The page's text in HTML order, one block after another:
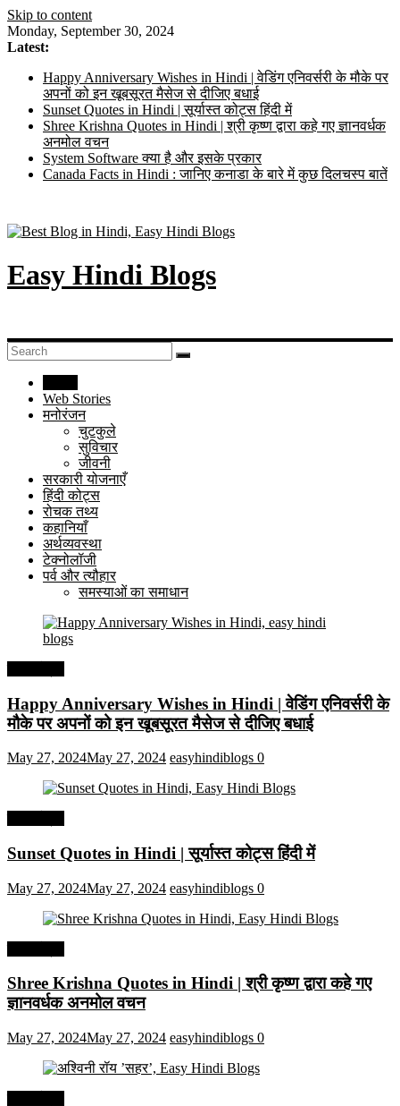
Skip to content
Monday, September 30, 2024
Latest:
Happy Anniversary Wishes in Hindi | वेडिंग एनिवर्सरी के मौके पर
अपनों को इन खूबसूरत मैसेज से दीजिए बधाई
Sunset Quotes in Hindi | सूर्यास्त कोट्स हिंदी में
Shree Krishna Quotes in Hindi | श्री कृष्ण द्वारा कहे गए ज्ञानवर्धक
अनमोल वचन
System Software क्या है और इसके प्रकार
Canada Facts in Hindi : जानिए कनाडा के बारे में कुछ दिलचस्प बातें
Easy Hindi Blogs
Web Stories
मनोरंजन
चुटकुले
सुविचार
जीवनी
सरकारी योजनाएँ
हिंदी कोट्स
रोचक तथ्य
कहानियाँ
अर्थव्यवस्था
टेक्नोलॉजी
पर्व और त्यौहार
समस्याओं का समाधान
Happy Anniversary Wishes in Hindi | वेडिंग एनिवर्सरी के
मौके पर अपनों को इन खूबसूरत मैसेज से दीजिए बधाई
May 27, 2024May 27, 2024 easyhindiblogs 0
Sunset Quotes in Hindi | सूर्यास्त कोट्स हिंदी में
May 27, 2024May 27, 2024 easyhindiblogs 0
Shree Krishna Quotes in Hindi | श्री कृष्ण द्वारा कहे गए
ज्ञानवर्धक अनमोल वचन
May 27, 2024May 27, 2024 easyhindiblogs 0